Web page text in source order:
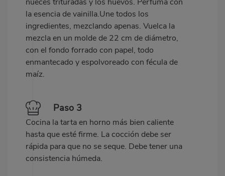
la esencia de vainilla.Une todos los
ingredientes, mezclando apenas. Vuelca la
mezcla en un molde de 22 cm de diámetro,
con el fondo forrado con papel, todo
enmantecado y espolvoreado con fécula de
maíz.
Paso 3
Cocina la tarta en horno más bien caliente
hasta que esté firme. La cocción debe ser
rápida para que no se seque. Debe tener una
consistencia húmeda.